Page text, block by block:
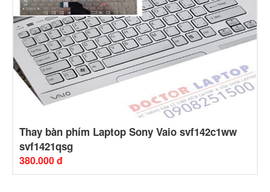
Thay bàn phím Laptop Sony Vaio svf142c1ww
svf1421qsg
380.000 đ